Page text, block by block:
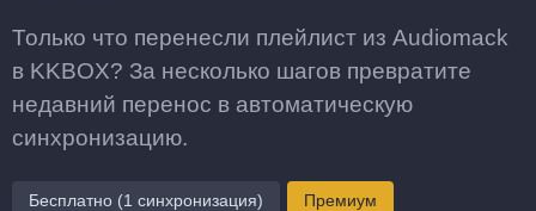
Только что перенесли плейлист из Audiomack
в KKBOX? За несколько шагов превратите
недавний перенос в автоматическую
синхронизацию.
Бесплатно (1 синхронизация) Премиум